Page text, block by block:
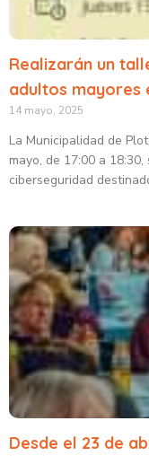
Realizarán un
adultos mayores
14 mayo, 2025
La Municipalidad de
mayo, de 17:00 a
ciberseguridad
Desde el 23 de